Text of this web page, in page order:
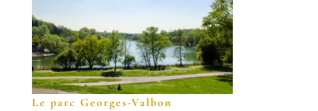
Le parc Georges-Valbon